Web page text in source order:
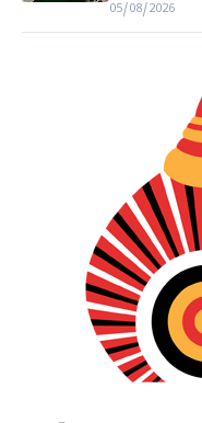
05/08/2026